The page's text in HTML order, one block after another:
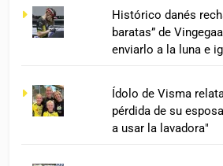
Histórico danés
baratas” de
enviarlo a la luna e
Ídolo de Visma
pérdida de su
a usar la lavadora"